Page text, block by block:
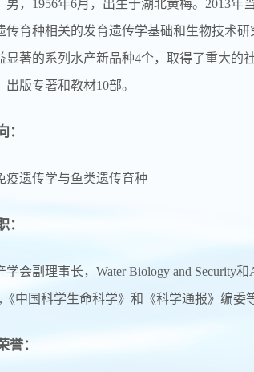
男，1956年6月，出生于湖北黄梅。2013
传育种相关的发育遗传学基础和生物技术
显著的系列水产新品种4个，取得了重大的
出版专著和教材10部。
：
疫遗传学与鱼类遗传育种
：
学会副理事长，Water Biology and Security和
《中国科学生命科学》和《科学通报》编委
誉：